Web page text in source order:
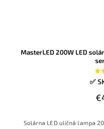
MasterLED 200W LED
✅
Solárna LED uličná lampa